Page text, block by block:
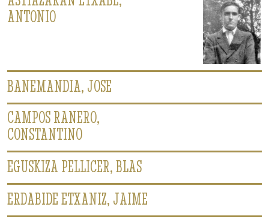
ANTONIO
BANEMANDIA, JOSE
CAMPOS RANERO,
CONSTANTINO
EGUSKIZA PELLICER, BLAS
ERDABIDE ETXANIZ, JAIME